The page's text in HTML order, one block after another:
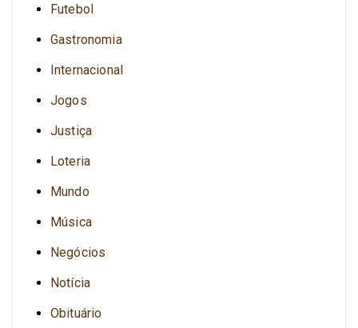
Futebol
Gastronomia
Internacional
Jogos
Justiça
Loteria
Mundo
Música
Negócios
Notícia
Obituário